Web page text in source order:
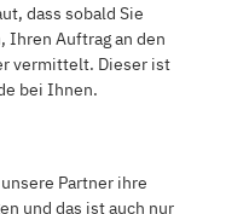
dass sobald Sie
Ihren Auftrag an den
vermittelt. Dieser ist
bei Ihnen.
Partner ihre
und das ist auch nur